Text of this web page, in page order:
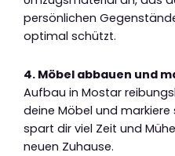
persönlichen
optimal schützt.
4. Möbel abbauen und
Aufbau in Mostar
deine Möbel und
spart dir viel Zeit und
neuen Zuhause.